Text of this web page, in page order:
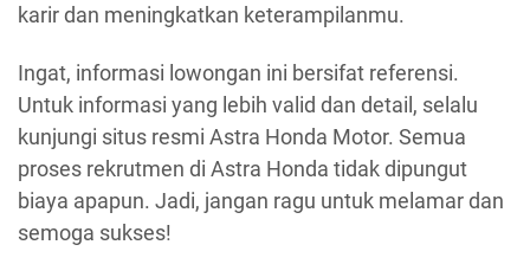
karir dan meningkatkan keterampilanmu.
Ingat, informasi lowongan ini bersifat referensi.
Untuk informasi yang lebih valid dan detail, selalu
kunjungi situs resmi Astra Honda Motor. Semua
proses rekrutmen di Astra Honda tidak dipungut
biaya apapun. Jadi, jangan ragu untuk melamar dan
semoga sukses!